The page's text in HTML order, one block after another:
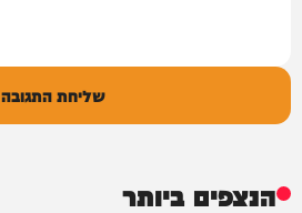
שליחת התגובה
הנצפים ביותר